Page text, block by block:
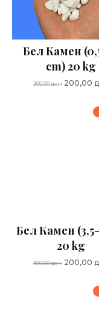
Бел Камен
cm) 20 kg
300,00ден Original
300,00
200,00
Бел Камен
20 kg
300,00ден Original
300,00
200,00